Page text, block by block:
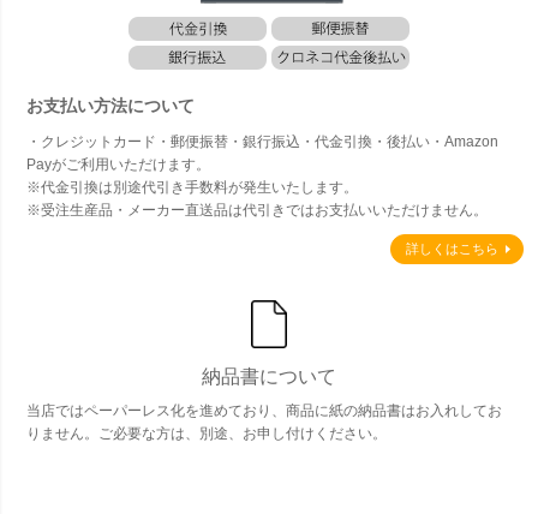
お支払い方法について
・クレジットカード・郵便振替・銀行振込・代金引換・後払い・Amazon
Payがご利用いただけます。
※代金引換は別途代引き手数料が発生いたします。
※受注生産品・メーカー直送品は代引きではお支払いいただけません。
詳しくはこちら
納品書について
当店ではペーパーレス化を進めており、商品に紙の納品書はお入れしてお
りません。ご必要な方は、別途、お申し付けください。